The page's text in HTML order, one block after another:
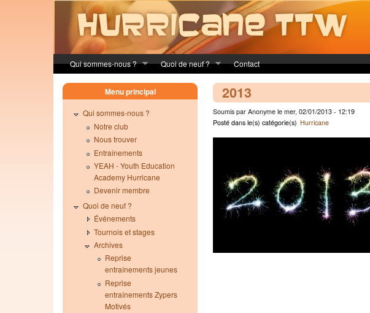
Qui sommes-nous ? Quoi de neuf ? Contact
2013
Soumis par Anonyme le mer, 02/01/2013 - 12:19
Posté dans le(s) catégorie(s) Hurricane
Menu principal
Qui sommes-nous ?
Notre club
Nous trouver
Entraînements
YEAH - Youth Education
Academy Hurricane
Devenir membre
Quoi de neuf ?
Événements
Tournois et stages
Archives
Reprise
entraînements jeunes
Reprise
entraînements Zypers
Motivés